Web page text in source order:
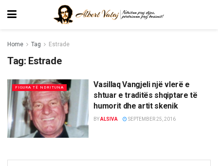
Home Tag Estrade
Tag: Estrade
FIGURA TË NDRITUNA
Vasillaq Vangjeli një vlerë e
shtuar e traditës shqiptare të
humorit dhe artit skenik
BYALSIVA SEPTEMBER 25, 2016